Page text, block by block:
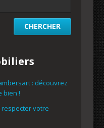
: découvrez
bien !
votre